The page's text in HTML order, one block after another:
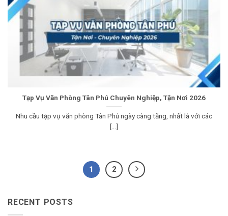
Tạp Vụ Văn Phòng Tân Phú Chuyên Nghiệp, Tận Nơi 2026
Nhu cầu tạp vụ văn phòng Tân Phú ngày càng tăng, nhất là với các
[...]
1 2
RECENT POSTS